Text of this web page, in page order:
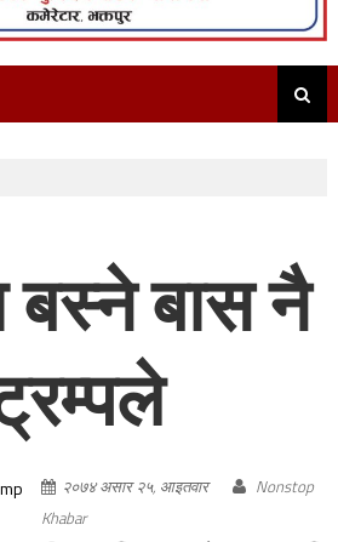
बस्ने बास नै
२०७४ असार २५, आइतवार
Nonstop
Khabar